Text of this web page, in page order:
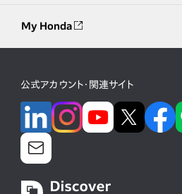
My Honda
公式アカウント・関連サイト